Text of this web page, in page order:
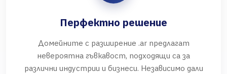
Перфектно решение
Домейните с разширение .ar предлагат
невероятна гъвкавост, подходящи са за
различни индустрии и бизнеси. Независимо дали